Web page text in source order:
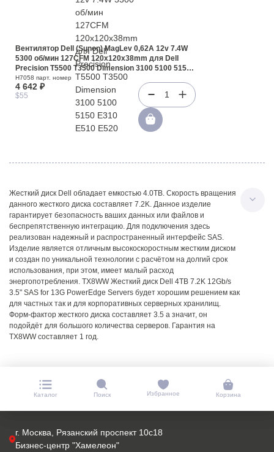
Вентилятор Dell (Sunon) MagLev 0,62A 12v 7.4W
5300 об/мин 127CFM 120x120x38mm для Dell
Precision T5500 T3500 Dimension 3100 5100 5150
E310 E510 E520 E521 OptiPlex 210L 320 330 360
380 520 620 740 755 760 780 GX520 GX620(H7058)
H7058 парт. номер
4 642 ₽
$55 1
Жесткий диск Dell обладает емкостью 4.0TB. Скорость вращения
данного жесткого диска составляет 7.2K. Данное изделие
гарантирует безопасность ваших данных или файлов и
беспрепятственную интеграцию. Для подключения здесь
реализован надежный и распространенный интерфейс SAS.
Изделие является отличным высокоскоростным жестким диском
и создан по уникальной технологии с расчётом на долгий срок
использования, при этом, имеет малый расход
энергопотребления. TX8WW Жесткий диск Dell 4TB 7.2K 12Gb/s
3.5" SAS for 13G PowerEdge Servers будет хорошим решением как
для частных так и для корпоративных серверных хранилищ.
Форм-фактор жесткого диска составляет 3.5 а значит, он
подойдёт для большого количества серверов. Гарантия на
TX8WW составляет 1 год.
Каталог Поиск Избранное Корзина
г. Москва, Рязанский проспект 10с18
Бизнес-центр "Хамелеон"